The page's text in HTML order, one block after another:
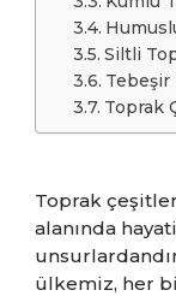
Siltli
Tebeşir
Toprak
Toprak
alanında
ülkemiz, her